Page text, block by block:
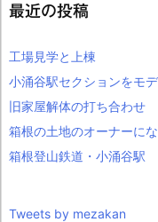
最近の投稿
工場見学と上棟
小涌谷駅セクションをモ
旧家屋解体の打ち合わせ
箱根の土地のオーナーに
箱根登山鉄道・小涌谷駅
Tweets by mezakan